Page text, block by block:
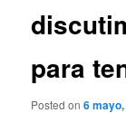
para
Posted on6